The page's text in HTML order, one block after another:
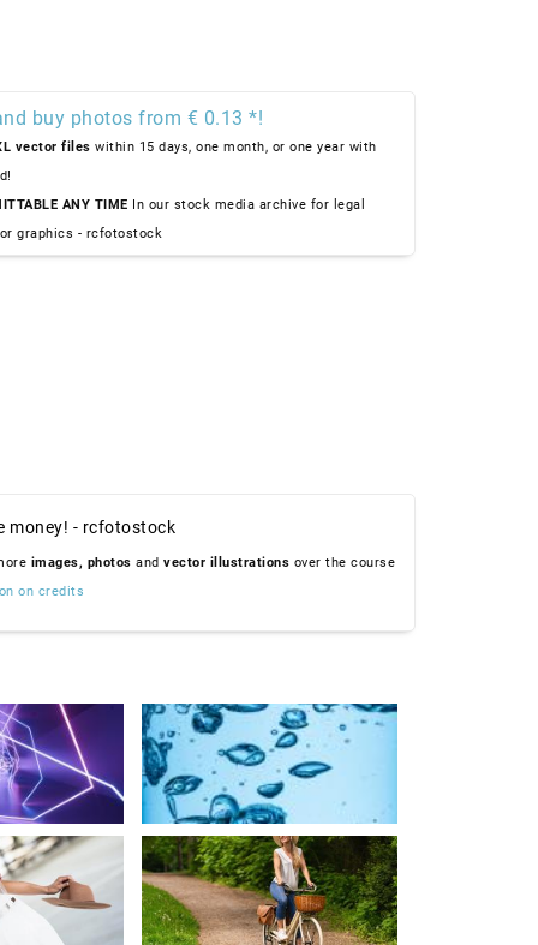
buy photos from € 0.13 *!
vector files within 15 days, one month, or one year with
ANY TIME In our stock media archive for legal
graphics - rcfotostock
money! - rcfotostock
images, photos and vector illustrations over the course
on credits